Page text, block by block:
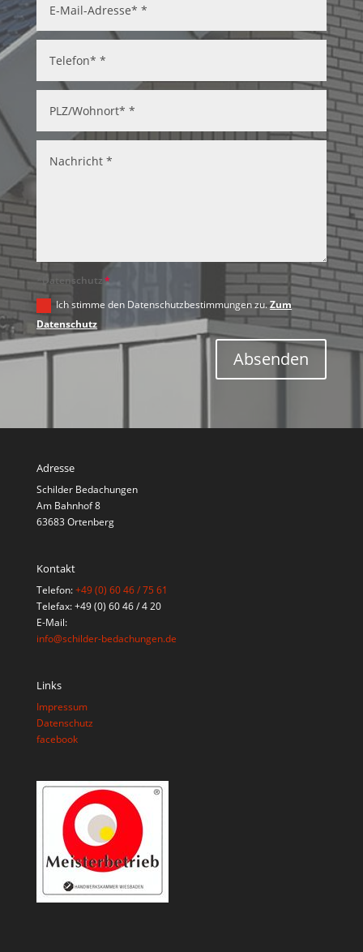
*Datenschutz
Ich stimme den Datenschutzbestimmungen zu.Zum
Datenschutz
Absenden
Adresse
Schilder Bedachungen
Am Bahnhof 8
63683 Ortenberg
Kontakt
Telefon:+49 (0) 60 46 / 75 61
Telefax: +49 (0) 60 46 / 4 20
E-Mail:
info@schilder-bedachungen.de
Links
Impressum
Datenschutz
facebook